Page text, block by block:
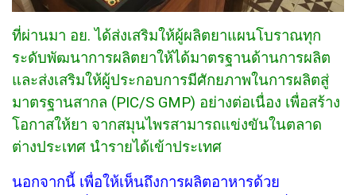
ที่ผ่านมา อย. ได้ส่งเสริมให้ผู้ผลิตยาแผนโบราณทุก
ระดับพัฒนาการผลิตยาให้ได้มาตรฐานด้านการผลิต
และส่งเสริมให้ผู้ประกอบการมีศักยภาพในการผลิตสู่
มาตรฐานสากล (PIC/S GMP) อย่างต่อเนื่อง เพื่อสร้าง
โอกาสให้ยา จากสมุนไพรสามารถแข่งขันในตลาด
ต่างประเทศ นำรายได้เข้าประเทศ
นอกจากนี้ เพื่อให้เห็นถึงการผลิตอาหารด้วย